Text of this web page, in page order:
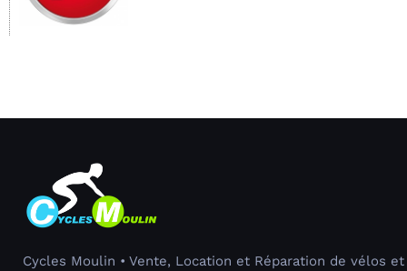
Cycles Moulin • Vente, Location et Réparation de vélos et